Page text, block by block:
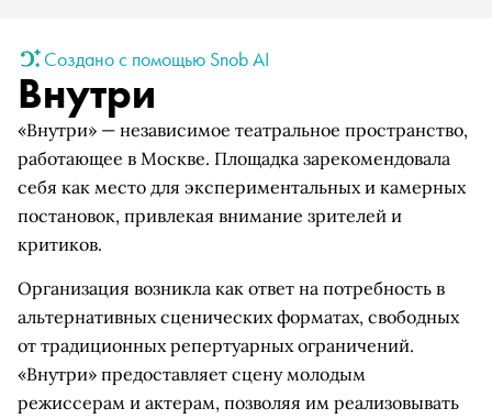
Создано с помощью Snob AI
Внутри
«Внутри» — независимое театральное пространство,
работающее в Москве. Площадка зарекомендовала
себя как место для экспериментальных и камерных
постановок, привлекая внимание зрителей и
критиков.
Организация возникла как ответ на потребность в
альтернативных сценических форматах, свободных
от традиционных репертуарных ограничений.
«Внутри» предоставляет сцену молодым
режиссерам и актерам, позволяя им реализовывать